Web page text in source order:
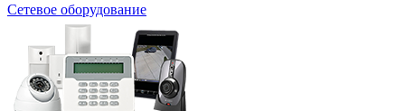
Сетевое оборудование